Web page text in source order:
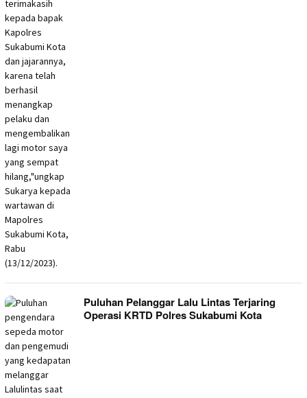
Puluhan Pelanggar Lalu Lintas Terjaring
Operasi KRTD Polres Sukabumi Kota